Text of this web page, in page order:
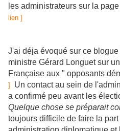
les administrateurs sur la page
lien ]
J'ai déja évoqué sur ce
ministre Gérard Longuet sur
Française aux " opposants
]
Un contact au sein de
a confirmé peu avant les
Quelque chose se préparait
toujours difficile de faire la